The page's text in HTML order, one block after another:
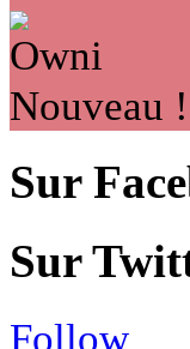
Nouveau !
Sur
Sur
Follow